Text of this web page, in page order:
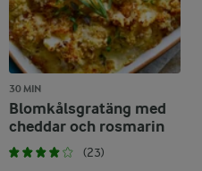
30 MIN
Blomkålsgratäng med
cheddar och rosmarin
(23)